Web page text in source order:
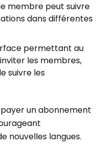
membre peut suivre
dans différentes
permettant au
les membres,
suivre les
un abonnement
nouvelles langues.